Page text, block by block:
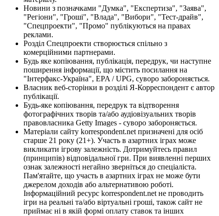
Новини з позначками "Думка", "Експертиза", "Заява",
"Регіони", "Гроші", "Влада", "Вибори", "Тест-драйв",
"Спецпроекти", "Промо" публікуються на правах
реклами.
Розділ Спецпроекти створюється спільно з
комерційними партнерами.
Будь яке копіювання, публікація, передрук, чи наступне
поширення інформації, що містить посилання на
"Інтерфакс-Україна", EPA / UPG, суворо забороняється.
Власник веб-сторінки в розділі Я-Корреспондент є автор
публікації.
Будь-яке копіювання, передрук та відтворення
фотографічних творів та/або аудіовізуальних творів
правовласника Getty Images - суворо забороняється.
Матеріали сайту korrespondent.net призначені для осіб
старше 21 року (21+). Участь в азартних іграх може
викликати ігрову залежність. Дотримуйтесь правил
(принципів) відповідальної гри. При виявленні перших
ознак залежності негайно зверніться до спеціаліста.
Пам'ятайте, що участь в азартних іграх не може бути
джерелом доходів або альтернативою роботі.
Інформаційний ресурс korrespondent.net не проводить
ігри на реальні та/або віртуальні гроші, також сайт не
приймає ні в якій формі оплату ставок та інших